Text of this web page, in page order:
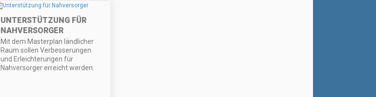
UNTERSTÜTZUNG FÜR
NAHVERSORGER
Mit dem Masterplan ländlicher
Raum sollen Verbesserungen
und Erleichterungen für
Nahversorger erreicht werden.